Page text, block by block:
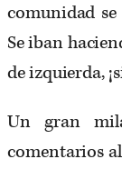
comunidad
Se iban
de izquierda,
Un gran
comentarios